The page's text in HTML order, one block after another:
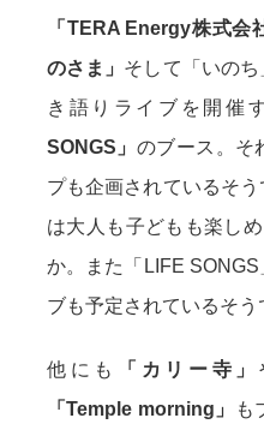
「TERA Energy株式会
のさま」 そして「いの
き語りライブを開催
SONGS」 のブース。そ
プも企画されているそ
は大人も子どもも楽し
か。また「LIFE
ブも予定されているそう
他にも 「カリー寺」
「Temple morning」
も